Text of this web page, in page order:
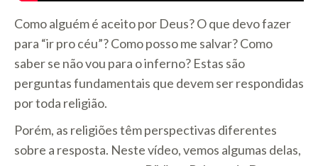
Como alguém é aceito por Deus? O que devo fazer
para “ir pro céu”? Como posso me salvar? Como
saber se não vou para o inferno? Estas são
perguntas fundamentais que devem ser respondidas
por toda religião.
Porém, as religiões têm perspectivas diferentes
sobre a resposta. Neste vídeo, vemos algumas delas,